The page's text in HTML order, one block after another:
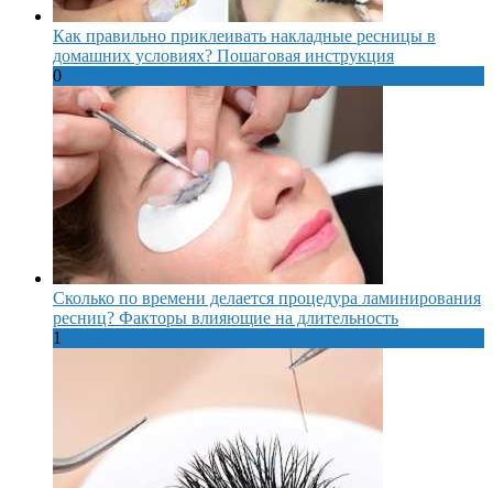
Как правильно приклеивать накладные ресницы в
домашних условиях? Пошаговая инструкция
0
Сколько по времени делается процедура ламинирования
ресниц? Факторы влияющие на длительность
1